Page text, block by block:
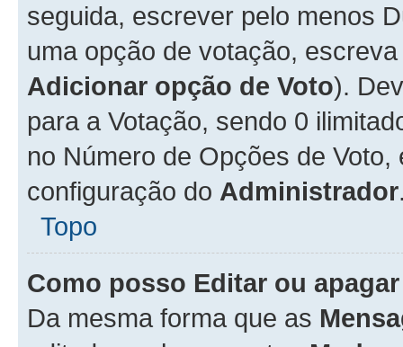
seguida, escrever pelo menos
uma opção de votação,
Adicionar opção de Voto).
para a Votação, sendo 0
no Número de Opções de
configuração do Administrador
Topo
Como posso Editar ou
Da mesma forma que as